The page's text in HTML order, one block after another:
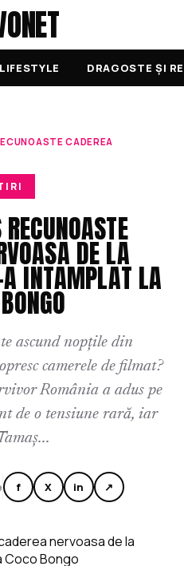
LIFESTYLE DRAGOSTE ȘI
CADEREA
DE LA
INTAMPLAT LA
ascund nopțile din
camerele de filmat?
România a adus pe
de o tensiune rară, iar
f X in ↗